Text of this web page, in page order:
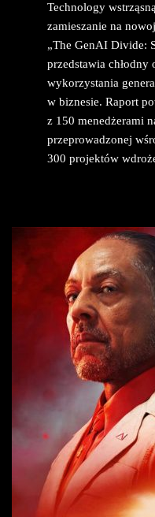
Technology
zamieszanie na
„The GenAI Divide:
przedstawia chłodny
wykorzystania
w biznesie. Raport
z 150 menedżerami
przeprowadzonej
300 projektów